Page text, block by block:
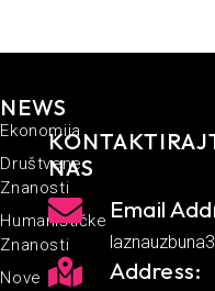
NEWS
Ekonomija
Društvene
Znanosti
Humanističke
Znanosti
Nove
NAS
Email
Address: